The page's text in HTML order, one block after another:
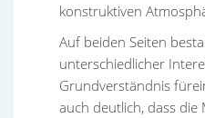
konstruktiven
Auf beiden Seiten
unterschiedlicher
Grundverständnis
auch deutlich, dass die